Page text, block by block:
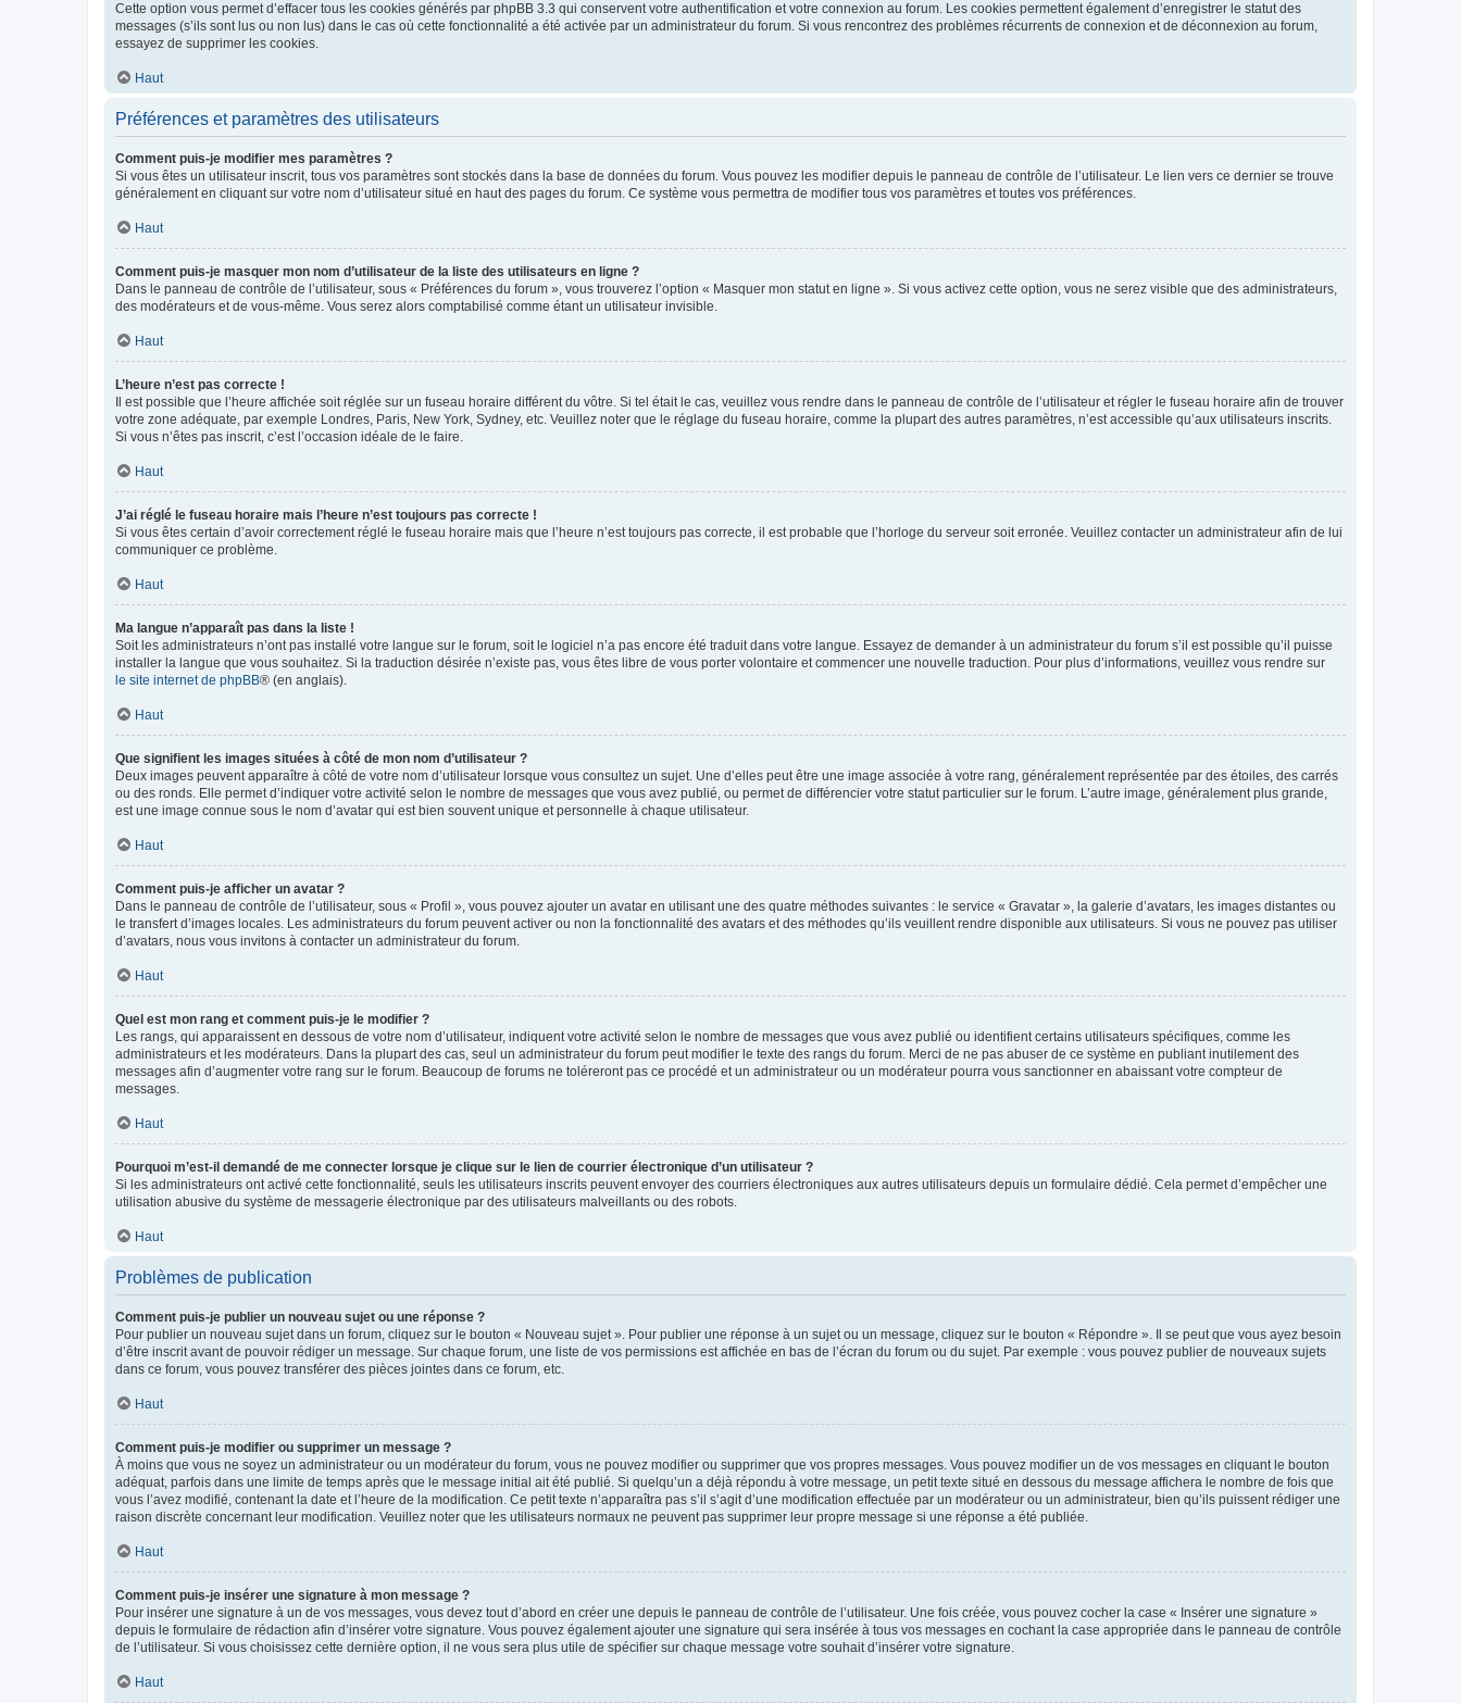
Cette option vous permet d’effacer tous les cookies générés par phpBB 3.3 qui conservent votre authentification et votre connexion au forum. Les cookies permettent également d’enregistrer le statut des
messages (s’ils sont lus ou non lus) dans le cas où cette fonctionnalité a été activée par un administrateur du forum. Si vous rencontrez des problèmes récurrents de connexion et de déconnexion au forum,
essayez de supprimer les cookies.
Haut
Préférences et paramètres des utilisateurs
Comment puis-je modifier mes paramètres ?
Si vous êtes un utilisateur inscrit, tous vos paramètres sont stockés dans la base de données du forum. Vous pouvez les modifier depuis le panneau de contrôle de l’utilisateur. Le lien vers ce dernier se trouve
généralement en cliquant sur votre nom d’utilisateur situé en haut des pages du forum. Ce système vous permettra de modifier tous vos paramètres et toutes vos préférences.
Haut
Comment puis-je masquer mon nom d’utilisateur de la liste des utilisateurs en ligne ?
Dans le panneau de contrôle de l’utilisateur, sous « Préférences du forum », vous trouverez l’option « Masquer mon statut en ligne ». Si vous activez cette option, vous ne serez visible que des administrateurs,
des modérateurs et de vous-même. Vous serez alors comptabilisé comme étant un utilisateur invisible.
Haut
L’heure n’est pas correcte !
Il est possible que l’heure affichée soit réglée sur un fuseau horaire différent du vôtre. Si tel était le cas, veuillez vous rendre dans le panneau de contrôle de l’utilisateur et régler le fuseau horaire afin de trouver
votre zone adéquate, par exemple Londres, Paris, New York, Sydney, etc. Veuillez noter que le réglage du fuseau horaire, comme la plupart des autres paramètres, n’est accessible qu’aux utilisateurs inscrits.
Si vous n’êtes pas inscrit, c’est l’occasion idéale de le faire.
Haut
J’ai réglé le fuseau horaire mais l’heure n’est toujours pas correcte !
Si vous êtes certain d’avoir correctement réglé le fuseau horaire mais que l’heure n’est toujours pas correcte, il est probable que l’horloge du serveur soit erronée. Veuillez contacter un administrateur afin de lui
communiquer ce problème.
Haut
Ma langue n’apparaît pas dans la liste !
Soit les administrateurs n’ont pas installé votre langue sur le forum, soit le logiciel n’a pas encore été traduit dans votre langue. Essayez de demander à un administrateur du forum s’il est possible qu’il puisse
installer la langue que vous souhaitez. Si la traduction désirée n’existe pas, vous êtes libre de vous porter volontaire et commencer une nouvelle traduction. Pour plus d’informations, veuillez vous rendre sur
le site internet de phpBB® (en anglais).
Haut
Que signifient les images situées à côté de mon nom d’utilisateur ?
Deux images peuvent apparaître à côté de votre nom d’utilisateur lorsque vous consultez un sujet. Une d’elles peut être une image associée à votre rang, généralement représentée par des étoiles, des carrés
ou des ronds. Elle permet d’indiquer votre activité selon le nombre de messages que vous avez publié, ou permet de différencier votre statut particulier sur le forum. L’autre image, généralement plus grande,
est une image connue sous le nom d’avatar qui est bien souvent unique et personnelle à chaque utilisateur.
Haut
Comment puis-je afficher un avatar ?
Dans le panneau de contrôle de l’utilisateur, sous « Profil », vous pouvez ajouter un avatar en utilisant une des quatre méthodes suivantes : le service « Gravatar », la galerie d’avatars, les images distantes ou
le transfert d’images locales. Les administrateurs du forum peuvent activer ou non la fonctionnalité des avatars et des méthodes qu’ils veuillent rendre disponible aux utilisateurs. Si vous ne pouvez pas utiliser
d’avatars, nous vous invitons à contacter un administrateur du forum.
Haut
Quel est mon rang et comment puis-je le modifier ?
Les rangs, qui apparaissent en dessous de votre nom d’utilisateur, indiquent votre activité selon le nombre de messages que vous avez publié ou identifient certains utilisateurs spécifiques, comme les
administrateurs et les modérateurs. Dans la plupart des cas, seul un administrateur du forum peut modifier le texte des rangs du forum. Merci de ne pas abuser de ce système en publiant inutilement des
messages afin d’augmenter votre rang sur le forum. Beaucoup de forums ne toléreront pas ce procédé et un administrateur ou un modérateur pourra vous sanctionner en abaissant votre compteur de
messages.
Haut
Pourquoi m’est-il demandé de me connecter lorsque je clique sur le lien de courrier électronique d’un utilisateur ?
Si les administrateurs ont activé cette fonctionnalité, seuls les utilisateurs inscrits peuvent envoyer des courriers électroniques aux autres utilisateurs depuis un formulaire dédié. Cela permet d’empêcher une
utilisation abusive du système de messagerie électronique par des utilisateurs malveillants ou des robots.
Haut
Problèmes de publication
Comment puis-je publier un nouveau sujet ou une réponse ?
Pour publier un nouveau sujet dans un forum, cliquez sur le bouton « Nouveau sujet ». Pour publier une réponse à un sujet ou un message, cliquez sur le bouton « Répondre ». Il se peut que vous ayez besoin
d’être inscrit avant de pouvoir rédiger un message. Sur chaque forum, une liste de vos permissions est affichée en bas de l’écran du forum ou du sujet. Par exemple : vous pouvez publier de nouveaux sujets
dans ce forum, vous pouvez transférer des pièces jointes dans ce forum, etc.
Haut
Comment puis-je modifier ou supprimer un message ?
À moins que vous ne soyez un administrateur ou un modérateur du forum, vous ne pouvez modifier ou supprimer que vos propres messages. Vous pouvez modifier un de vos messages en cliquant le bouton
adéquat, parfois dans une limite de temps après que le message initial ait été publié. Si quelqu’un a déjà répondu à votre message, un petit texte situé en dessous du message affichera le nombre de fois que
vous l’avez modifié, contenant la date et l’heure de la modification. Ce petit texte n’apparaîtra pas s’il s’agit d’une modification effectuée par un modérateur ou un administrateur, bien qu’ils puissent rédiger une
raison discrète concernant leur modification. Veuillez noter que les utilisateurs normaux ne peuvent pas supprimer leur propre message si une réponse a été publiée.
Haut
Comment puis-je insérer une signature à mon message ?
Pour insérer une signature à un de vos messages, vous devez tout d’abord en créer une depuis le panneau de contrôle de l’utilisateur. Une fois créée, vous pouvez cocher la case « Insérer une signature »
depuis le formulaire de rédaction afin d’insérer votre signature. Vous pouvez également ajouter une signature qui sera insérée à tous vos messages en cochant la case appropriée dans le panneau de contrôle
de l’utilisateur. Si vous choisissez cette dernière option, il ne vous sera plus utile de spécifier sur chaque message votre souhait d’insérer votre signature.
Haut